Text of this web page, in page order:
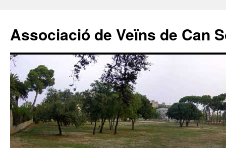
Associació de Veïns de Can